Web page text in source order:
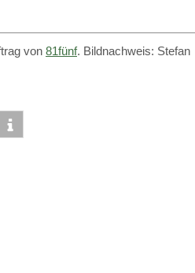
von 81fünf. Bildnachweis: Stefan